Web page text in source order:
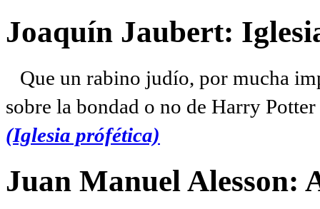
Joaquín Jaubert:
Que un rabino judío, por mucha
sobre la bondad o no de Harry
(Iglesia prófética)
Juan Manuel Alesson: